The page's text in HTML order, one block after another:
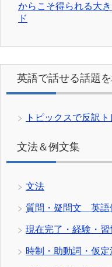
からこそ得られる大
ド
英語で話せる話題
トピックスで反訳
文法＆例文集
文法
質問・疑問文 英語
現在完了・経験・
時制・助動詞・仮定